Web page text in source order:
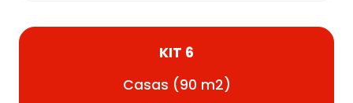
KIT 6
Casas (90 m2)